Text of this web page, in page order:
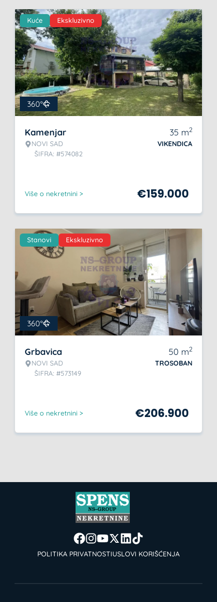
Kuće Ekskluzivno
360°
Kamenjar
NOVI SAD
ŠIFRA: #574082
35 m2
VIKENDICA
Više o nekretnini > €159.000
Stanovi Ekskluzivno
360°
Grbavica
NOVI SAD
ŠIFRA: #573149
50 m2
TROSOBAN
Više o nekretnini > €206.900
POLITIKA PRIVATNOSTIUSLOVI KORIŠĆENJA